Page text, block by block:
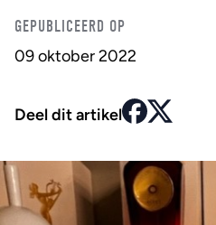
GEPUBLICEERD OP
09 oktober 2022
Deel dit artikel